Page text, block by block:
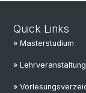
Quick Links
» Masterstudium
»
»